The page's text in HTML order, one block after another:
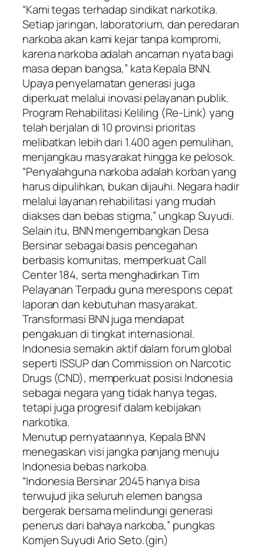
“Kami tegas terhadap sindikat narkotika.
Setiap jaringan, laboratorium, dan peredaran
narkoba akan kami kejar tanpa kompromi,
karena narkoba adalah ancaman nyata bagi
masa depan bangsa,” kata Kepala BNN.
Upaya penyelamatan generasi juga
diperkuat melalui inovasi pelayanan publik.
Program Rehabilitasi Keliling (Re-Link) yang
telah berjalan di 10 provinsi prioritas
melibatkan lebih dari 1.400 agen pemulihan,
menjangkau masyarakat hingga ke pelosok.
“Penyalahguna narkoba adalah korban yang
harus dipulihkan, bukan dijauhi. Negara hadir
melalui layanan rehabilitasi yang mudah
diakses dan bebas stigma,” ungkap Suyudi.
Selain itu, BNN mengembangkan Desa
Bersinar sebagai basis pencegahan
berbasis komunitas, memperkuat Call
Center 184, serta menghadirkan Tim
Pelayanan Terpadu guna merespons cepat
laporan dan kebutuhan masyarakat.
Transformasi BNN juga mendapat
pengakuan di tingkat internasional.
Indonesia semakin aktif dalam forum global
seperti ISSUP dan Commission on Narcotic
Drugs (CND), memperkuat posisi Indonesia
sebagai negara yang tidak hanya tegas,
tetapi juga progresif dalam kebijakan
narkotika.
Menutup pernyataannya, Kepala BNN
menegaskan visi jangka panjang menuju
Indonesia bebas narkoba.
“Indonesia Bersinar 2045 hanya bisa
terwujud jika seluruh elemen bangsa
bergerak bersama melindungi generasi
penerus dari bahaya narkoba,” pungkas
Komjen Suyudi Ario Seto.(gin)